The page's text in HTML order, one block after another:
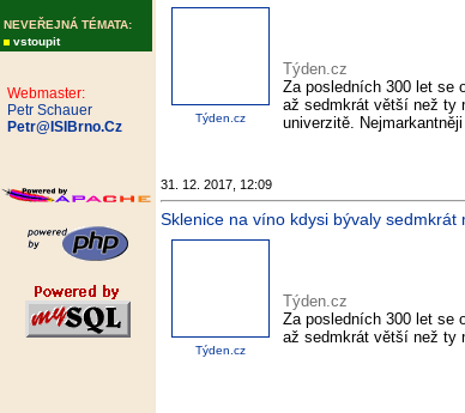
NEVEŘEJNÁ TÉMATA:
vstoupit
Webmaster:
Petr Schauer
Petr@ISIBrno.Cz
Týden.cz
Týden.cz
Za posledních 300 let se
až sedmkrát větší než ty
univerzitě.
31. 12. 2017, 12:09
Sklenice na víno kdysi bývaly
Týden.cz
Týden.cz
Za posledních 300 let se
až sedmkrát větší než ty